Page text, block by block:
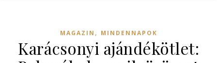
MAGAZIN , MINDENNAPOK
Karácsonyi ajándékötlet: